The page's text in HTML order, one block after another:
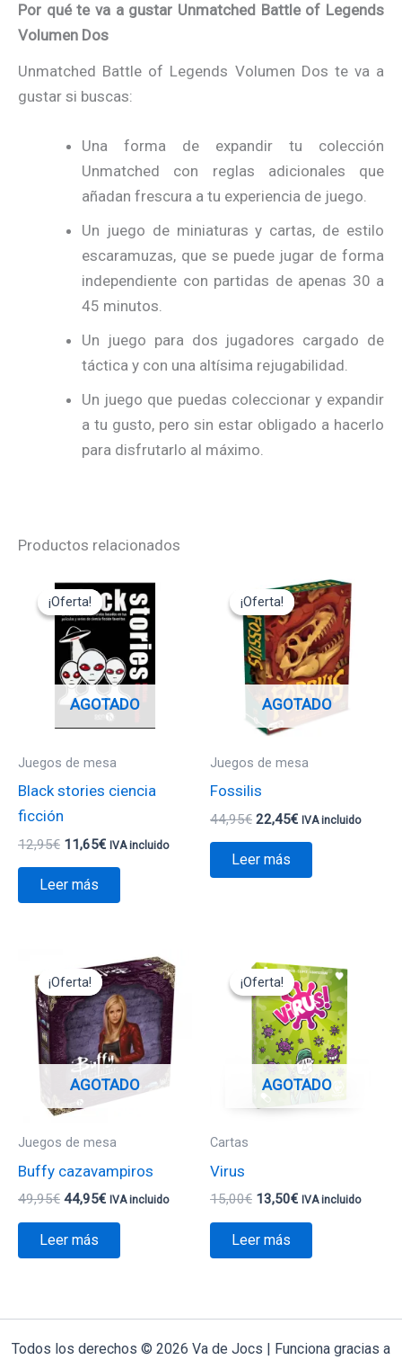
Por qué te va a gustar Unmatched Battle of Legends
Volumen Dos
Unmatched Battle of Legends Volumen Dos te va a
gustar si buscas:
Una forma de expandir tu colección
Unmatched con reglas adicionales que
añadan frescura a tu experiencia de juego.
Un juego de miniaturas y cartas, de estilo
escaramuzas, que se puede jugar de forma
independiente con partidas de apenas 30 a
45 minutos.
Un juego para dos jugadores cargado de
táctica y con una altísima rejugabilidad.
Un juego que puedas coleccionar y expandir
a tu gusto, pero sin estar obligado a hacerlo
para disfrutarlo al máximo.
Productos relacionados
¡Oferta!
AGOTADO
¡Oferta!
Juegos de mesa
Black stories ciencia
ficción
12,95€
precio
original
era:
12,95€.
11,65€
precio
actual
11,65€.
IVA incluido
Leer más
¡Oferta!
AGOTADO
¡Oferta!
Juegos de mesa
Fossilis
44,95€
precio
original
era:
44,95€.
22,45€
precio
actual
es:
22,45€.
IVA incluido
Leer más
¡Oferta!
AGOTADO
¡Oferta!
Juegos de mesa
Buffy cazavampiros
49,95€
precio
original
era:
49,95€.
44,95€
precio
actual
es:
44,95€.
IVA incluido
Leer más
¡Oferta!
AGOTADO
¡Oferta!
Cartas
Virus
15,00€
precio
original
era:
15,00€.
13,50€
precio
actual
es:
13,50€.
IVA incluido
Leer más
Todos los derechos © 2026 Va de Jocs | Funciona gracias a